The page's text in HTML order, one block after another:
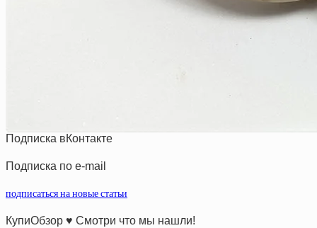
Подписка вКонтакте
Подписка по e-mail
подписаться на новые статьи
КупиОбзор ♥ Смотри что мы нашли!